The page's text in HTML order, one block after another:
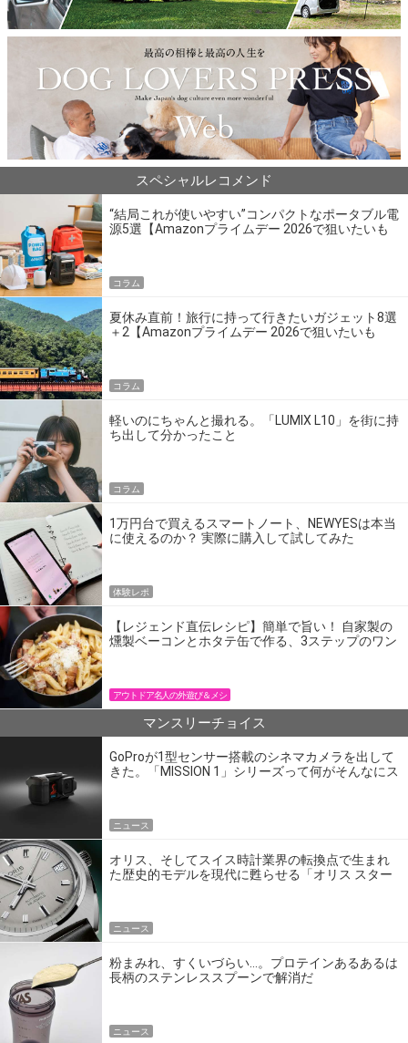
スペシャルレコメンド
“結局これが使いやすい”コンパクトなポータブル電
源5選【Amazonプライムデー 2026で狙いたいも
コラム
夏休み直前！旅行に持って行きたいガジェット8選
＋2【Amazonプライムデー 2026で狙いたいも
コラム
軽いのにちゃんと撮れる。「LUMIX L10」を街に持
ち出して分かったこと
コラム
1万円台で買えるスマートノート、NEWYESは本当
に使えるのか？ 実際に購入して試してみた
体験レポ
【レジェンド直伝レシピ】簡単で旨い！ 自家製の
燻製ベーコンとホタテ缶で作る、3ステップのワン
アウトドア名人の外遊び＆メシ
マンスリーチョイス
GoProが1型センサー搭載のシネマカメラを出して
きた。「MISSION 1」シリーズって何がそんなにス
ニュース
オリス、そしてスイス時計業界の転換点で生まれ
た歴史的モデルを現代に甦らせる「オリス スター
ニュース
粉まみれ、すくいづらい…。プロテインあるあるは
長柄のステンレススプーンで解消だ
ニュース